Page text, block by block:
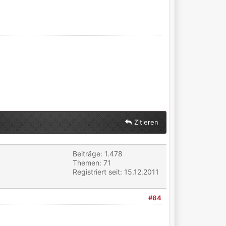
Zitieren
Beiträge: 1.478
Themen: 71
Registriert seit: 15.12.2011
#84